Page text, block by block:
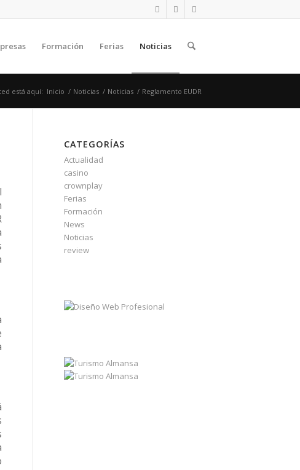
Formación Ferias Noticias
está aquí: Inicio / Noticias / Noticias / Reglamento EUDR
CATEGORÍAS
Actualidad
casino
crownplay
Ferias
Formación
News
Noticias
review